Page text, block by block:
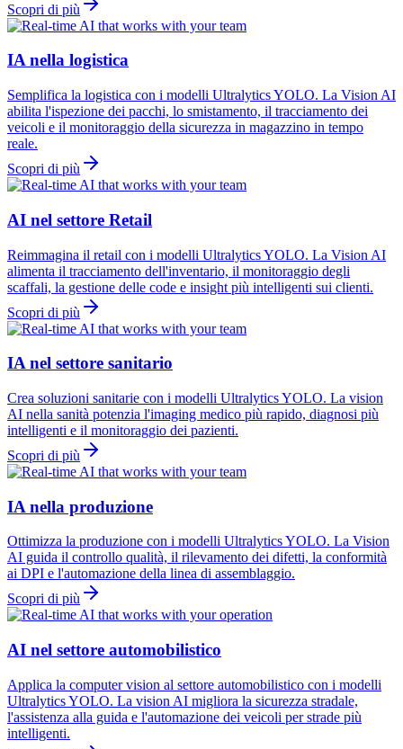
Scopri di più
IA nella logistica
Semplifica la logistica con i modelli Ultralytics YOLO. La Vision AI
abilita l'ispezione dei pacchi, lo smistamento, il tracciamento dei
veicoli e il monitoraggio della sicurezza in magazzino in tempo
reale.
Scopri di più
AI nel settore Retail
Reimmagina il retail con i modelli Ultralytics YOLO. La Vision AI
alimenta il tracciamento dell'inventario, il monitoraggio degli
scaffali, la gestione delle code e insight più intelligenti sui clienti.
Scopri di più
IA nel settore sanitario
Crea soluzioni sanitarie con i modelli Ultralytics YOLO. La vision
AI nella sanità potenzia l'imaging medico più rapido, diagnosi più
intelligenti e il monitoraggio dei pazienti.
Scopri di più
IA nella produzione
Ottimizza la produzione con i modelli Ultralytics YOLO. La Vision
AI guida il controllo qualità, il rilevamento dei difetti, la conformità
ai DPI e l'automazione della linea di assemblaggio.
Scopri di più
AI nel settore automobilistico
Applica la computer vision al settore automobilistico con i modelli
Ultralytics YOLO. La vision AI migliora la sicurezza stradale,
l'assistenza alla guida e l'automazione dei veicoli per strade più
intelligenti.